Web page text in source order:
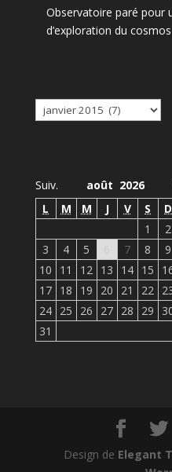
Observatoire paré pour
d’exploration du cosmos
Archives
Suiv.
août 2026
L
M M J V S
D
1
2
3
4 5 7 8
9
10
11 12 13 14 15
17 18 19 20 21 22
24 25 26 27 28 29
31
Design de Elegant